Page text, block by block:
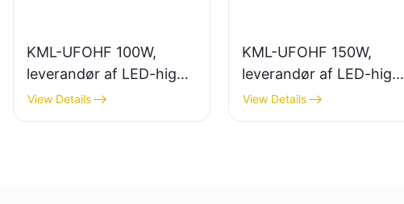
KML-UFOHF 100W,
leverandør af LED-high
bay-lys til industrianlæg,
lagerbygninger og andre
View Details
KML-UFOHF 150W,
leverandør af LED-high
bay-lys til indendørs
belysning i
View Details